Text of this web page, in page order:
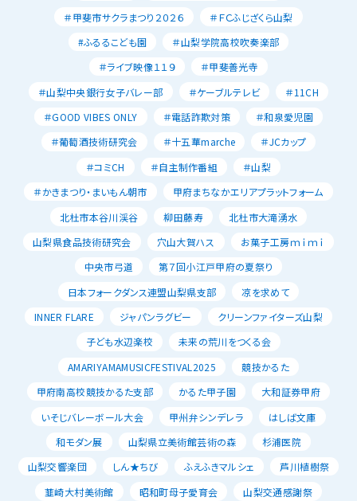
＃甲斐市サクラまつり２０２６
＃ＦＣふじざくら山梨
#ふるるこども園
＃山梨学院高校吹奏楽部
＃ライブ映像１１９
＃甲斐善光寺
＃山梨中央銀行女子バレー部
＃ケーブルテレビ
＃11CH
＃GOOD VIBES ONLY
＃電話詐欺対策
＃和泉愛児園
＃葡萄酒技術研究会
＃十五華marche
＃JCカップ
＃コミCH
＃自主制作番組
＃山梨
＃かきまつり・まいもん朝市
甲府まちなかエリアプラットフォーム
北杜市本谷川渓谷
柳田藤寿
北杜市大滝湧水
山梨県食品技術研究会
穴山大賀ハス
お菓子工房ｍｉｍｉ
中央市弓道
第７回小江戸甲府の夏祭り
日本フォークダンス連盟山梨県支部
凉を求めて
INNER FLARE
ジャパンラグビー
クリーンファイターズ山梨
子ども水辺楽校
未来の荒川をつくる会
AMARIYAMAMUSICFESTIVAL2025
競技かるた
甲府南高校競技かるた支部
かるた甲子園
大和証券甲府
いそじバレーボール大会
甲州弁シンデレラ
はしば文庫
和モダン展
山梨県立美術館芸術の森
杉浦医院
山梨交響楽団
しん★ちび ふえふきマルシェ
芦川植樹祭
韮崎大村美術館
昭和町母子愛育会
山梨交通感謝祭